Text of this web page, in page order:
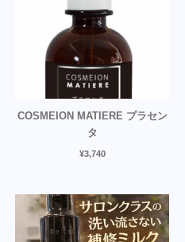
COSMEION MATIERE プラセン
タ
¥3,740